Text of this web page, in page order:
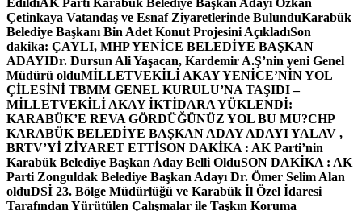
EdildiAK Parti Karabük Belediye Başkan Adayı Özkan
Çetinkaya Vatandaş ve Esnaf Ziyaretlerinde BulunduKarabük
Belediye Başkanı Bin Adet Konut Projesini AçıkladıSon
dakika: ÇAYLI, MHP YENİCE BELEDİYE BAŞKAN
ADAYIDr. Dursun Ali Yaşacan, Kardemir A.Ş’nin yeni Genel
Müdürü olduMİLLETVEKİLİ AKAY YENİCE’NİN YOL
ÇİLESİNİ TBMM GENEL KURULU’NA TAŞIDI –
MİLLETVEKİLİ AKAY İKTİDARA YÜKLENDİ:
KARABÜK’E REVA GÖRDÜĞÜNÜZ YOL BU MU?CHP
KARABÜK BELEDİYE BAŞKAN ADAY ADAYI YALAV ,
BRTV’Yİ ZİYARET ETTİSON DAKİKA : AK Parti’nin
Karabük Belediye Başkan Aday Belli OlduSON DAKİKA : AK
Parti Zonguldak Belediye Başkan Adayı Dr. Ömer Selim Alan
olduDSİ 23. Bölge Müdürlüğü ve Karabük İl Özel İdaresi
Tarafından Yürütülen Çalışmalar ile Taşkın Koruma